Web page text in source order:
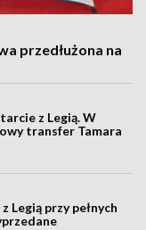
przedłużona na
z Legią. W
transfer Tamara
Legią przy pełnych